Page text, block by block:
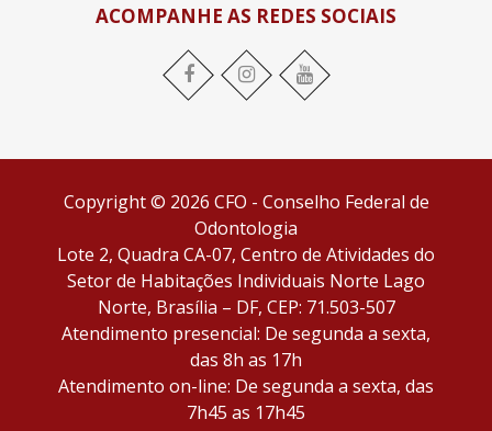
ACOMPANHE AS REDES SOCIAIS
Facebook Instagram YouTube
Copyright © 2026 CFO - Conselho Federal de
Odontologia
Lote 2, Quadra CA-07, Centro de Atividades do
Setor de Habitações Individuais Norte Lago
Norte, Brasília – DF, CEP: 71.503-507
Atendimento presencial: De segunda a sexta,
das 8h as 17h
Atendimento on-line: De segunda a sexta, das
7h45 as 17h45